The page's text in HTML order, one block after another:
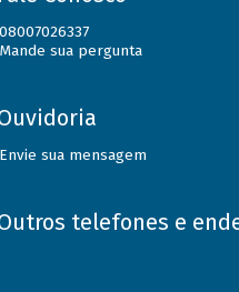
08007026337
Mande sua pergunta
Envie sua mensagem
telefones e